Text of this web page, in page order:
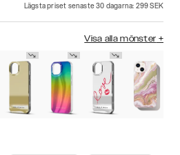
Lägsta priset senaste 30 dagarna: 299 SEK
Visa alla mönster +